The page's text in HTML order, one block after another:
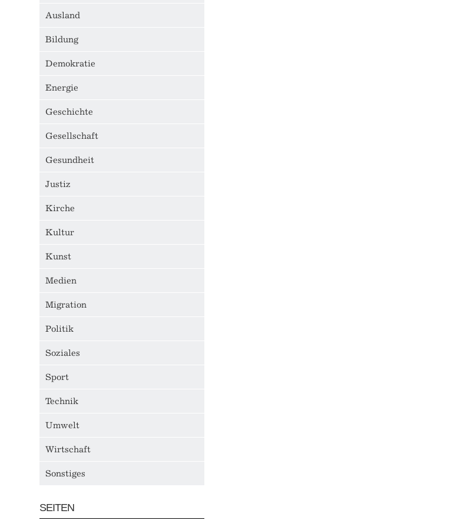
Ausland
Bildung
Demokratie
Energie
Geschichte
Gesellschaft
Gesundheit
Justiz
Kirche
Kultur
Kunst
Medien
Migration
Politik
Soziales
Sport
Technik
Umwelt
Wirtschaft
Sonstiges
SEITEN